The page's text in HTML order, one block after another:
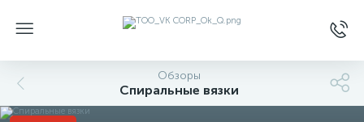
Обзоры
Спиральные вязки